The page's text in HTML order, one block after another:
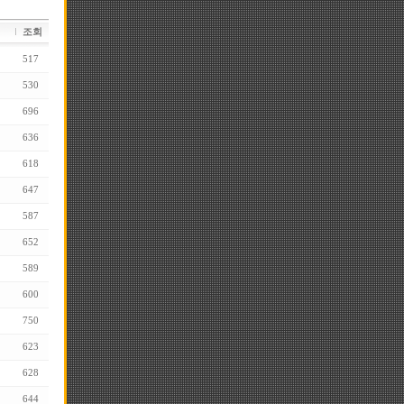
조회
517
530
696
636
618
647
587
652
589
600
750
623
628
644